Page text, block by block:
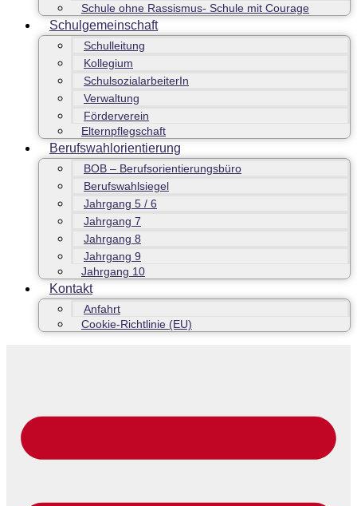
Schule ohne Rassismus- Schule mit Courage
Schulgemeinschaft
Schulleitung
Kollegium
SchulsozialarbeiterIn
Verwaltung
Förderverein
Elternpflegschaft
Berufswahlorientierung
BOB – Berufsorientierungsbüro
Berufswahlsiegel
Jahrgang 5 / 6
Jahrgang 7
Jahrgang 8
Jahrgang 9
Jahrgang 10
Kontakt
Anfahrt
Cookie-Richtlinie (EU)